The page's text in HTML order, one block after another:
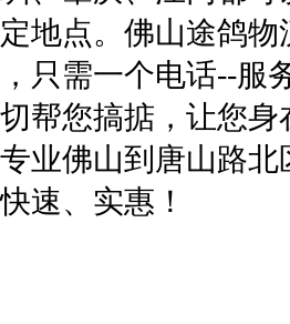
地点。佛山途鸽
只需一个电话--服
切帮您搞掂，让您
业佛山到 唐山路
速、实惠！